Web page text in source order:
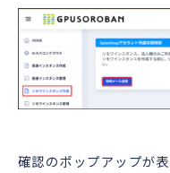
確認のポップアップが